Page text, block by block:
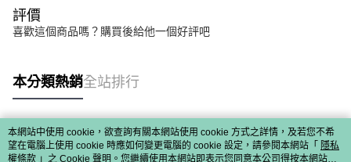
評價
喜歡這個商品嗎？購買後給他一個好評吧
本分類熱銷全站排行
熱門標籤
本網站中使用 cookie，欲查詢有關本網站使用 cookie 方式之詳情，及若您不希
望在電腦上使用 cookie 時應如何變更電腦的 cookie 設定，請參閱本網站「 隱私
權條款 」之 Cookie 聲明。您繼續使用本網站即表示您同意本公司得按本網站使